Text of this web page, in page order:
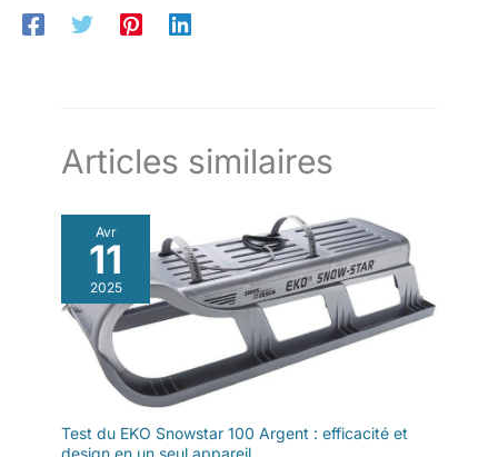
sur terrains escarpés ou sur parcours légèrement gelés
Articles similaires
Avr
11
2025
Test du EKO Snowstar 100 Argent : efficacité et
design en un seul appareil